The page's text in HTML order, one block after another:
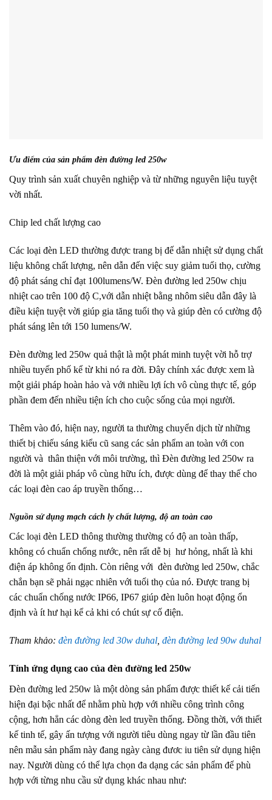
Ưu điểm của sản phẩm đèn đường led 250w
Quy trình sản xuất chuyên nghiệp và từ những nguyên liệu tuyệt
vời nhất.
Chip led chất lượng cao
Các loại đèn LED thường được trang bị đế dẫn nhiệt sử dụng chất
liệu không chất lượng, nên dẫn đến việc suy giảm tuổi thọ, cường
độ phát sáng chỉ đạt 100lumens/W. Đèn đường led 250w chịu
nhiệt cao trên 100 độ C,với dẫn nhiệt bằng nhôm siêu dẫn đây là
điều kiện tuyệt vời giúp gia tăng tuổi thọ và giúp đèn có cường độ
phát sáng lên tới 150 lumens/W.
Đèn đường led 250w quả thật là một phát minh tuyệt vời hỗ trợ
nhiều tuyến phố kể từ khi nó ra đời. Đây chính xác được xem là
một giải pháp hoàn hảo và với nhiều lợi ích vô cùng thực tế, góp
phần đem đến nhiều tiện ích cho cuộc sống của mọi người.
Thêm vào đó, hiện nay, người ta thường chuyển dịch từ những
thiết bị chiếu sáng kiểu cũ sang các sản phẩm an toàn với con
người và thân thiện với môi trường, thì Đèn đường led 250w ra
đời là một giải pháp vô cùng hữu ích, được dùng để thay thế cho
các loại đèn cao áp truyền thống…
Nguồn sử dụng mạch cách ly chất lượng, độ an toàn cao
Các loại đèn LED thông thường thường có độ an toàn thấp,
không có chuẩn chống nước, nên rất dễ bị hư hỏng, nhất là khi
điện áp không ổn định. Còn riêng với đèn đường led 250w, chắc
chắn bạn sẽ phải ngạc nhiên với tuổi thọ của nó. Được trang bị
các chuẩn chống nước IP66, IP67 giúp đèn luôn hoạt động ổn
định và ít hư hại kể cả khi có chút sự cố điện.
Tham khảo: đèn đường led 30w duhal đèn đường led 90w duhal
Tính ứng dụng cao của đèn đường led 250w
Đèn đường led 250w là một dòng sản phẩm được thiết kế cải tiến
hiện đại bậc nhất để nhằm phù hợp với nhiều công trình công
cộng, hơn hẳn các dòng đèn led truyền thống. Đồng thời, với thiết
kế tinh tế, gây ấn tượng với người tiêu dùng ngay từ lần đầu tiên
nên mẫu sản phẩm này đang ngày càng đươc iu tiên sử dụng hiện
nay. Người dùng có thể lựa chọn đa dạng các sản phẩm để phù
hợp với từng nhu cầu sử dụng khác nhau như: